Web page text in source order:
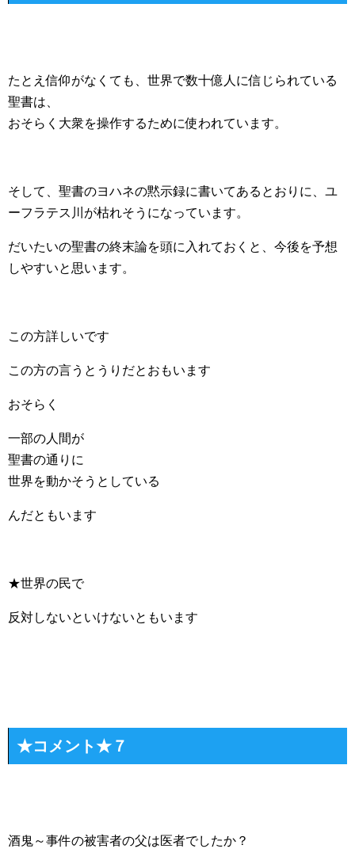
たとえ信仰がなくても、世界で数十億人に信じられている
聖書は、
おそらく大衆を操作するために使われています。
そして、聖書のヨハネの黙示録に書いてあるとおりに、ユ
ーフラテス川が枯れそうになっています。
だいたいの聖書の終末論を頭に入れておくと、今後を予想
しやすいと思います。
この方詳しいです
この方の言うとうりだとおもいます
おそらく
一部の人間が
聖書の通りに
世界を動かそうとしている
んだともいます
★世界の民で
反対しないといけないともいます
★コメント★７
酒鬼～事件の被害者の父は医者でしたか？